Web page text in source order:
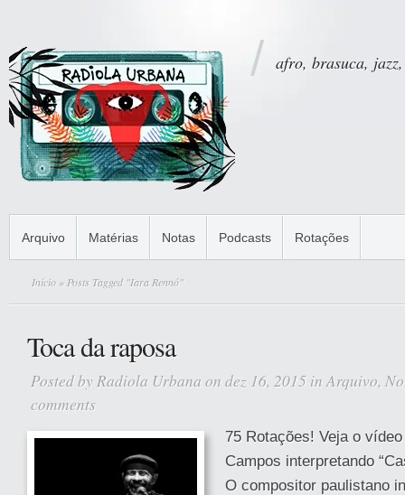
afro, brasuca,
Arquivo Matérias Notas Podcasts Rotações
Início » Posts Tagged "Iara Rennó"
Toca da raposa
Posted by Radiola Urbana on dez 16, 2015 inArquivo,
comments
75 Rotações! Veja o
Campos interpretando
O compositor paulistano